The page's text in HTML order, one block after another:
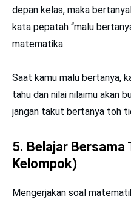
depan kelas, maka
kata pepatah “malu
matematika.
Saat kamu malu bertanya,
tahu dan nilai nilaimu akan
jangan takut bertanya toh
5. Belajar Bersama
Kelompok)
Mengerjakan soal